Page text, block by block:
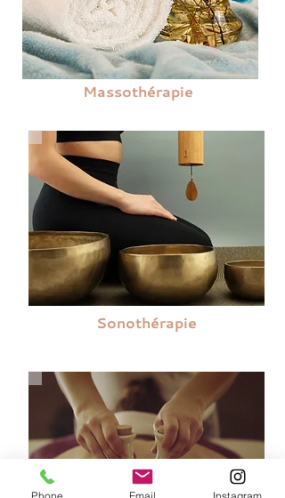
Massothérapie
Sonothérapie
Phone Email Instagram